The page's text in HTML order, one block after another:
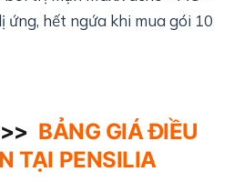
ứng, hết ngứa khi mua gói 10
BẢNG GIÁ ĐIỀU
TẠI PENSILIA